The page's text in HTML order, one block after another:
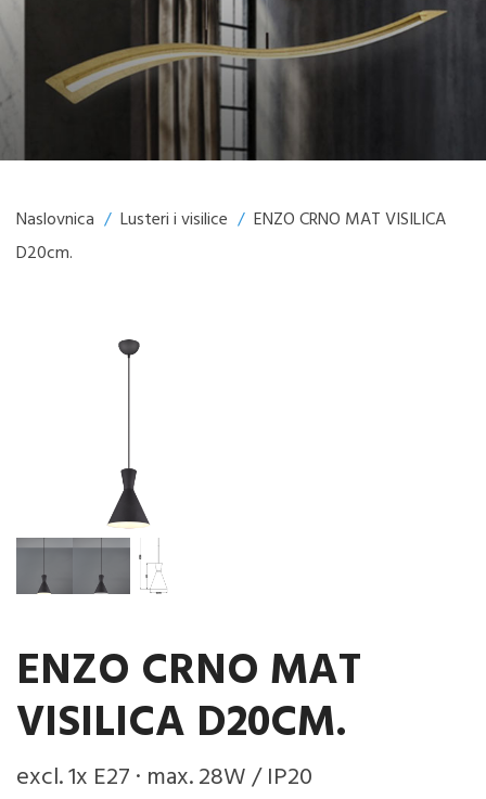
Naslovnica / Lusteri i visilice / ENZO CRNO MAT VISILICA
D20cm.
ENZO CRNO MAT
VISILICA D20CM.
excl. 1x E27 · max. 28W / IP20